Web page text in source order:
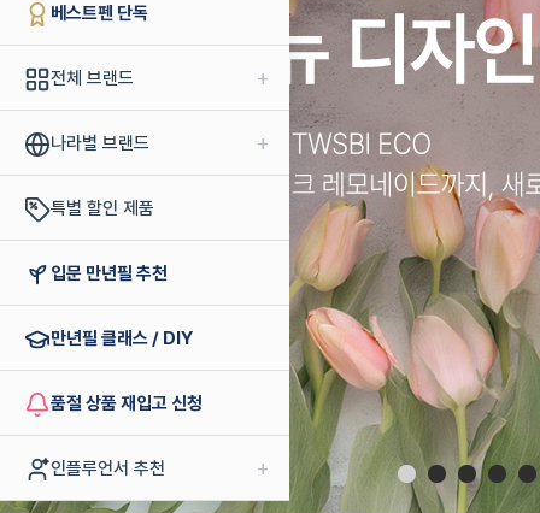
베스트펜 단독
전체 브랜드 +
나라별 브랜드 +
특별 할인 제품
입문 만년필 추천
만년필 클래스 / DIY
품절 상품 재입고 신청
인플루언서 추천 +